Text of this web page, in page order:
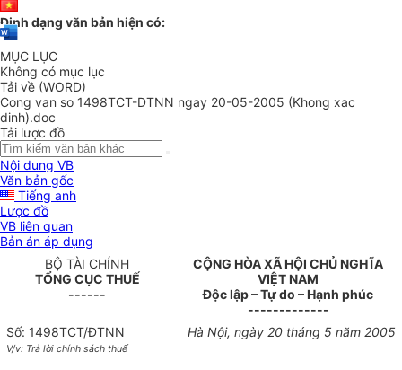
Định dạng văn bản hiện có:
MỤC LỤC
Không có mục lục
Tải về (WORD)
Cong van so 1498TCT-DTNN ngay 20-05-2005 (Khong xac
dinh).doc
Tải lược đồ
Nội dung VB
Văn bản gốc
Tiếng anh
Lược đồ
VB liên quan
Bản án áp dụng
BỘ TÀI CHÍNH
TỔNG CỤC THUẾ
------
CỘNG HÒA XÃ HỘI CHỦ NGHĨA
VIỆT NAM
Độc lập – Tự do – Hạnh phúc
-------------
Số: 1498TCT/ĐTNN
V/v: Trả lời chính sách thuế
Hà Nội, ngày 20 tháng 5 năm 2005